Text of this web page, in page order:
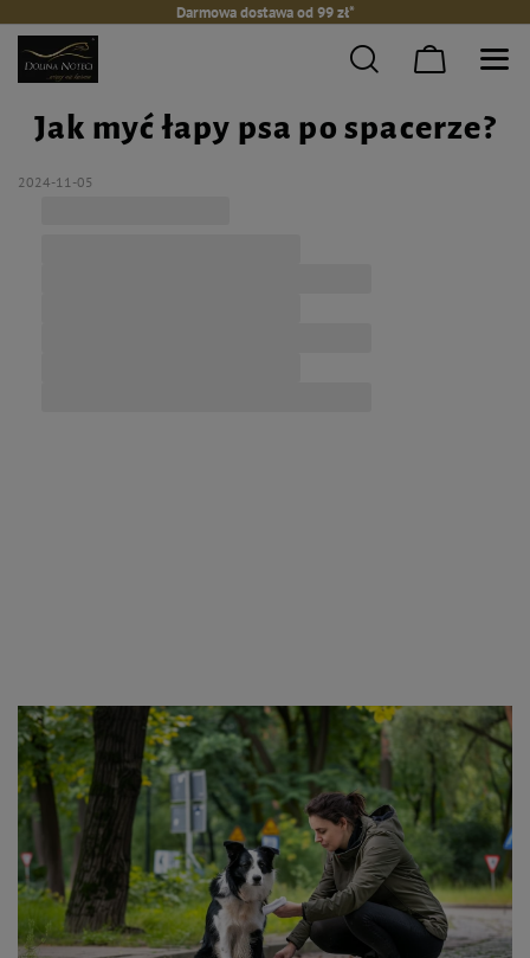
Darmowa dostawa od 99 zł*
Jak myć łapy psa po spacerze?
2024-11-05